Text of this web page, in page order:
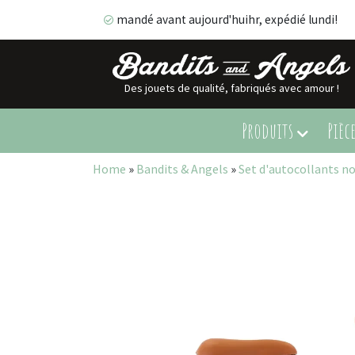
mandé avant aujourd'huihr, expédié lundi!
Des jouets de qualité, fabriqués avec amour !
Produits
mandé avant aujourd'huihr, expédié lundi!
Home » Bandits & Angels »Set d'autocollants